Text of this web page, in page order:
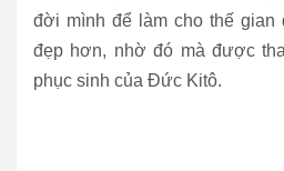
đời mình để làm cho thế
đẹp hơn, nhờ đó mà được
phục sinh của Đức Kitô.